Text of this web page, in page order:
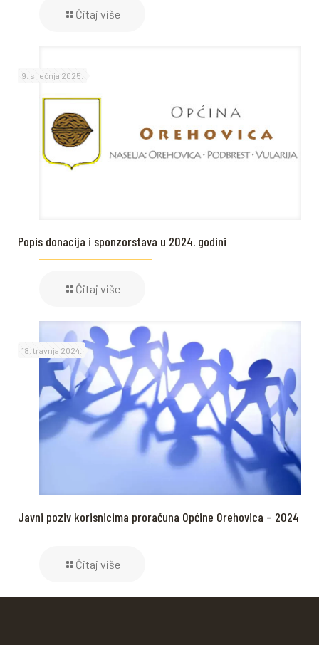
Čitaj više
9. siječnja 2025.
Popis donacija i sponzorstava u 2024. godini
Čitaj više
18. travnja 2024.
Javni poziv korisnicima proračuna Općine Orehovica – 2024
Čitaj više